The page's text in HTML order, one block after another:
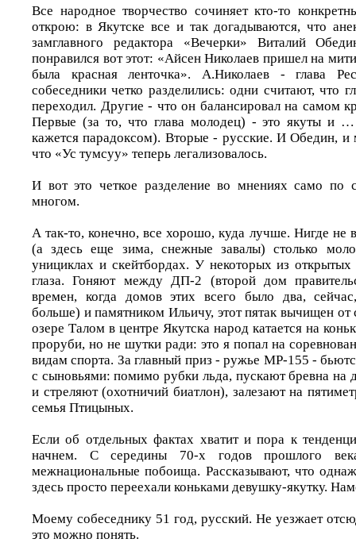
Все народное творчество сочиняет кто-то
открою: в Якутске все и так догадываются, что
замглавного редактора «Вечерки» Виталий
понравился вот этот: «Айсен Николаев пришел на
была красная ленточка». А.Николаев - глава
собеседники четко разделились: одни считают, что
переходил. Другие - что он балансировал на самом
Первые (за то, что глава молодец) - это якуты и …
кажется парадоксом). Вторые - русские. И Обедин, и
что «Ус тумсуу» теперь легализовалось.
И вот это четкое разделение во мнениях само по
многом.
А так-то, конечно, все хорошо, куда лучше. Нигде не
(а здесь еще зима, снежные завалы) столько
унициклах и скейтбордах. У некоторых из открытых
глаза. Гоняют между ДП-2 (второй дом
времен, когда домов этих всего было два,
больше) и памятником Ильичу, этот пятак вычищен от
озере Талом в центре Якутска народ катается на
проруби, но не шутки ради: это я попал на
видам спорта. За главный приз - ружье МР-155 -
с сыновьями: помимо рубки льда, пускают бревна на
и стреляют (охотничий биатлон), залезают на
семья Птицыных.
Если об отдельных фактах хватит и пора к
начнем. С середины 70-х годов прошлого
межнациональные побоища. Рассказывают, что
здесь просто переехали коньками девушку-якутку.
Моему собеседнику 51 год, русский. Не уезжает
это можно понять.